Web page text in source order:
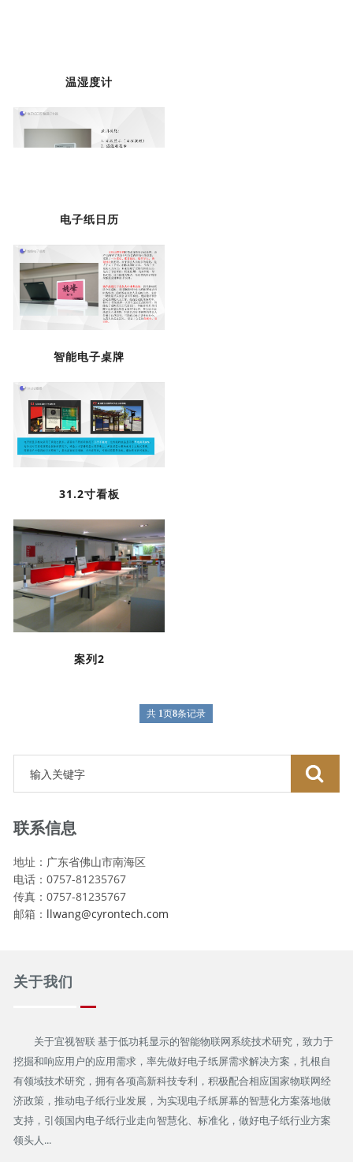
温湿度计
电子纸日历
智能电子桌牌
31.2寸看板
案列2
共 1页8条记录
联系信息
地址：广东省佛山市南海区
电话：0757-81235767
传真：0757-81235767
邮箱： llwang@cyrontech.com
关于我们
关于宜视智联 基于低功耗显示的智能物联网系统技术研究，致力于
挖掘和响应用户的应用需求，率先做好电子纸屏需求解决方案，扎根自
有领域技术研究，拥有各项高新科技专利，积极配合相应国家物联网经
济政策，推动电子纸行业发展，为实现电子纸屏幕的智慧化方案落地做
支持，引领国内电子纸行业走向智慧化、标准化，做好电子纸行业方案
领头人...